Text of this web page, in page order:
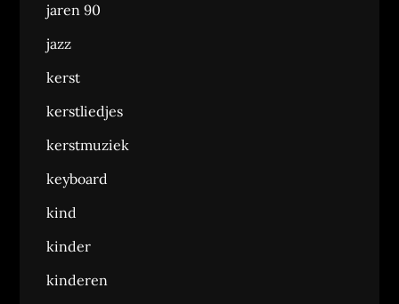
jaren 90
jazz
kerst
kerstliedjes
kerstmuziek
keyboard
kind
kinder
kinderen